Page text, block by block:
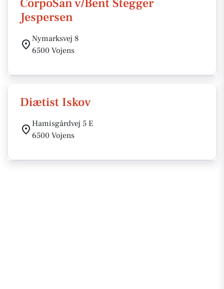
CorpoSan v/Bent Stegger
Jespersen
Nymarksvej 8
6500 Vojens
Diætist Iskov
Hamisgårdvej 5 E
6500 Vojens